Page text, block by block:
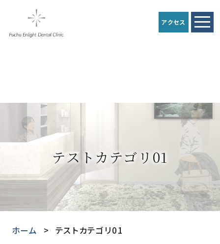
アクセス
テストカテゴリ01
ホーム テストカテゴリ01